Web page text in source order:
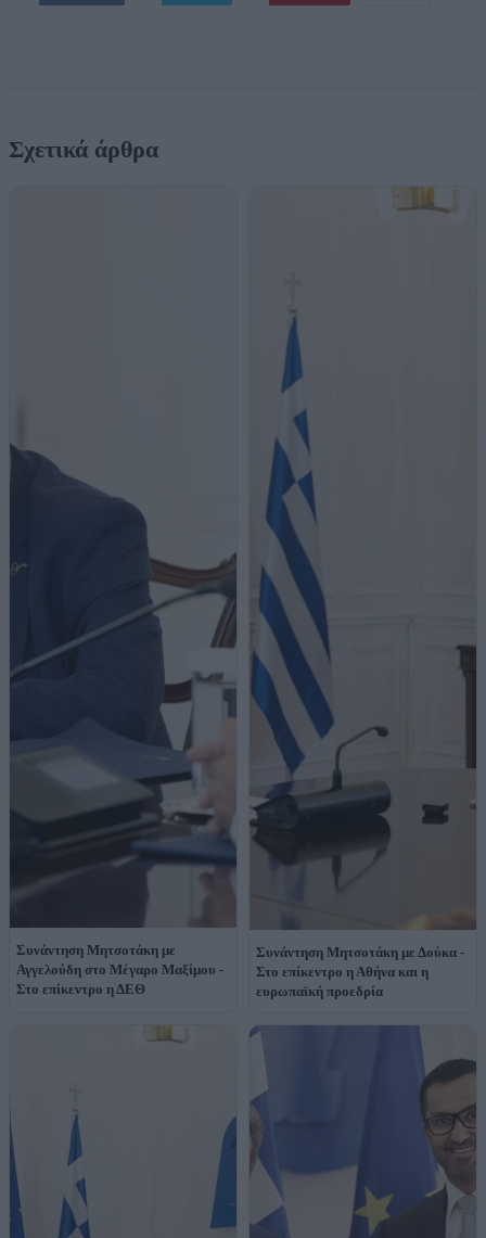
Σχετικά άρθρα
Συνάντηση Μητσοτάκη με
Αγγελούδη στο Μέγαρο Μαξίμου -
Στο επίκεντρο η ΔΕΘ
Συνάντηση Μητσοτάκη με Δούκα -
Στο επίκεντρο η Αθήνα και η
ευρωπαϊκή προεδρία